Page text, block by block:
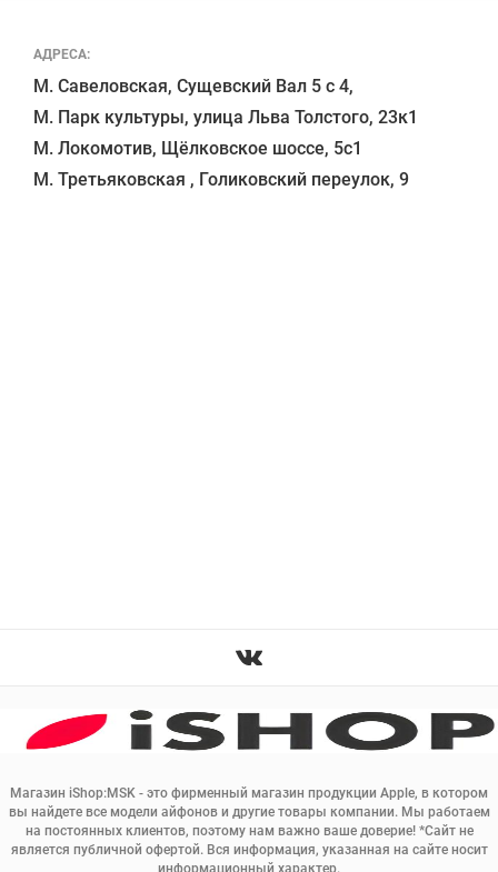
Магазин iShop:MSK - это фирменный магазин продукции Apple, в котором
вы найдете все модели айфонов и другие товары компании. Мы работаем
на постоянных клиентов, поэтому нам важно ваше доверие! *Сайт не
является публичной офертой. Вся информация, указанная на сайте носит
информационный характер.
АДРЕСА:
М. Савеловская, Сущевский Вал 5 с 4,
М. Парк культуры, улица Льва Толстого, 23к1
М. Локомотив, Щёлковское шоссе, 5с1